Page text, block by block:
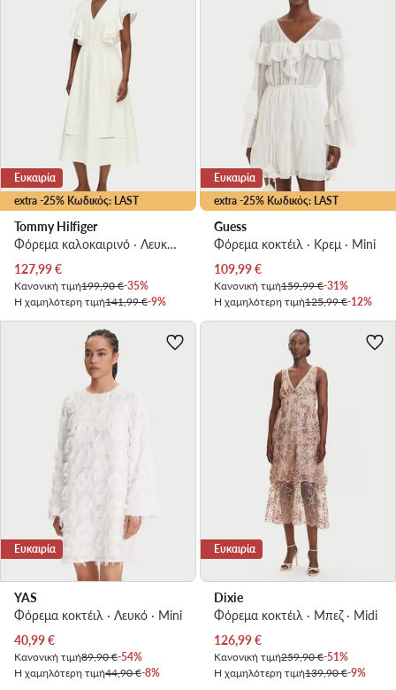
extra -25% Κωδικός: LAST
Ευκαιρία
Tommy Hilfiger
Φόρεμα καλοκαιρινό · Λευκό · Midi
Τρέχουσα τιμή
127,99€
Κανονική τιμή199,90 €-35%
Η χαμηλότερη τιμή141,99 €-9%
extra -25% Κωδικός: LAST
Ευκαιρία
Guess
Φόρεμα κοκτέιλ · Κρεμ · Mini
Τρέχουσα τιμή
109,99€
Κανονική τιμή159,99 €-31%
Η χαμηλότερη τιμή125,99 €-12%
Ευκαιρία
YAS
Φόρεμα κοκτέιλ · Λευκό · Mini
Τρέχουσα τιμή
40,99€
Κανονική τιμή89,90 €-54%
Η χαμηλότερη τιμή44,90 €-8%
Ευκαιρία
Dixie
Φόρεμα κοκτέιλ · Μπεζ · Midi
Τρέχουσα τιμή
126,99€
Κανονική τιμή259,90 €-51%
Η χαμηλότερη τιμή139,90 €-9%